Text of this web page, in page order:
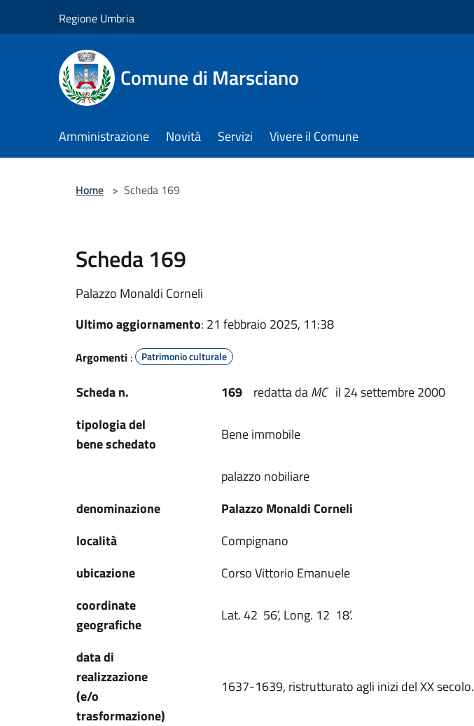
Regione Umbria
Comune di Marsciano
Amministrazione Novità Servizi Vivere il Comune
Home > Scheda 169
Scheda 169
Palazzo Monaldi Corneli
Ultimo aggiornamento: 21 febbraio 2025, 11:38
Argomenti : Patrimonio culturale
Scheda n. 169 redatta daMC il 24 settembre 2000
tipologia del
bene schedato
Bene immobile
palazzo nobiliare
denominazione
Palazzo Monaldi Corneli
località
Compignano
ubicazione
Corso Vittorio Emanuele
coordinate
geografiche
Lat. 42 56’, Long. 12 18’.
data di
realizzazione
(e/o
trasformazione)
1637-1639, ristrutturato agli inizi del XX secolo.